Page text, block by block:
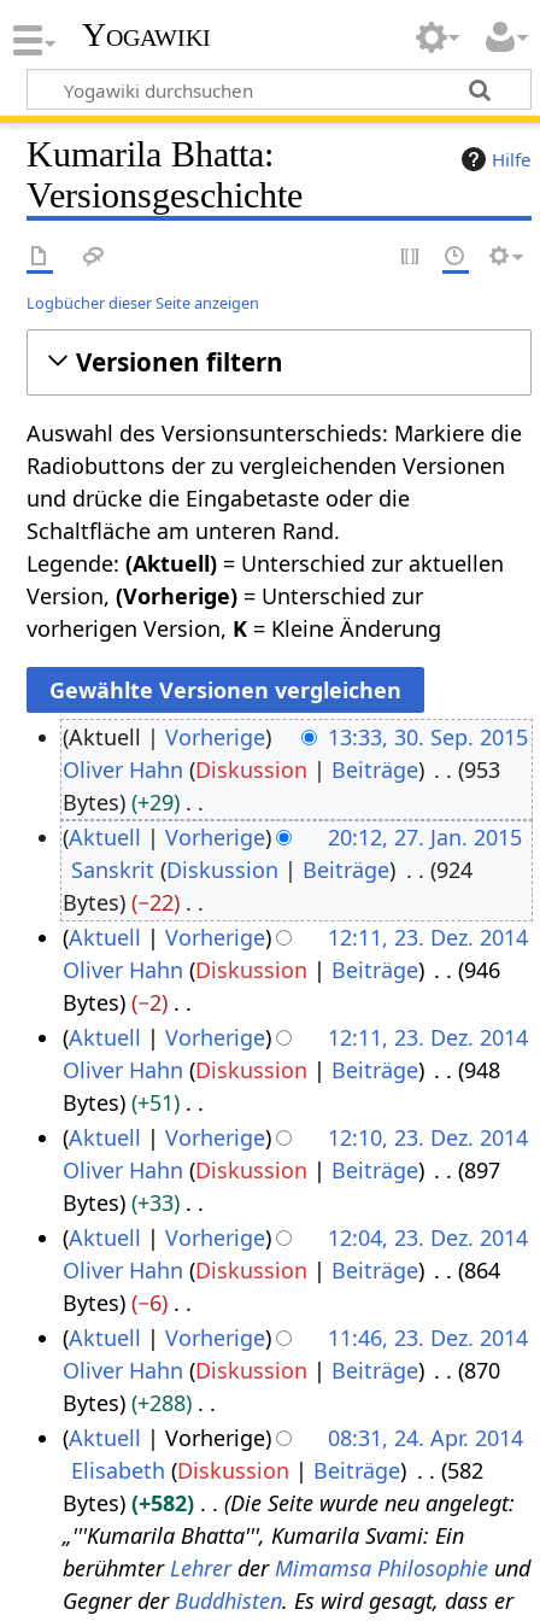
Yogawiki
Hilfe
Kumarila Bhatta:
Versionsgeschichte
Logbücher dieser Seite anzeigen
Versionen filtern
Auswahl des Versionsunterschieds: Markiere die
Radiobuttons der zu vergleichenden Versionen
und drücke die Eingabetaste oder die
Schaltfläche am unteren Rand.
Legende:(Aktuell) = Unterschied zur aktuellen
Version,(Vorherige) = Unterschied zur
vorherigen Version, K = Kleine Änderung
p
m
1
Aktuell Vorherige
13:33, 30. Sep. 2015
Oliver Hahn Diskussion Beiträge
953
Bytes
+29
K
e
i
n
e
B
e
a
r
b
e
i
t
u
n
s
z
u
s
a
m
m
e
n
n
1
Aktuell Vorherige
20:12, 27. Jan. 2015
Sanskrit Diskussion Beiträge
924
Bytes
−22
K
e
i
n
e
B
e
a
r
b
e
i
t
u
n
s
u
s
a
z
b
2
4
Aktuell Vorherige
12:11, 23. Dez. 2014
Oliver Hahn Diskussion Beiträge
946
Bytes
−2
K
e
i
n
e
B
e
a
r
b
e
i
t
u
n
s
z
Aktuell Vorherige
12:11, 23. Dez. 2014
Oliver Hahn Diskussion Beiträge
948
Bytes
+51
K
e
i
n
e
B
e
a
r
b
e
i
u
n
Aktuell Vorherige
12:10, 23. Dez. 2014
Oliver Hahn Diskussion Beiträge
897
Bytes
+33
K
e
i
n
e
B
e
a
r
e
i
Aktuell Vorherige
12:04, 23. Dez. 2014
Oliver Hahn Diskussion Beiträge
864
Bytes
−6
K
e
i
n
B
a
r
Aktuell Vorherige
11:46, 23. Dez. 2014
Oliver Hahn Diskussion Beiträge
870
Bytes
+288
K
i
e
B
Aktuell Vorherige
08:31, 24. Apr. 2014
Elisabeth Diskussion Beiträge
582
Bytes
+582
Die Seite wurde neu angelegt:
„'''Kumarila Bhatta''', Kumarila Svami: Ein
berühmter Lehrerder Mimamsa Philosophieund
Gegner der Buddhisten. Es wird gesagt, dass er